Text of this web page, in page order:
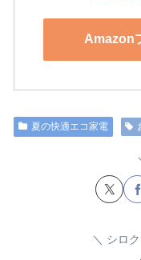
Amazon
夏の快適エコ家電
シロ